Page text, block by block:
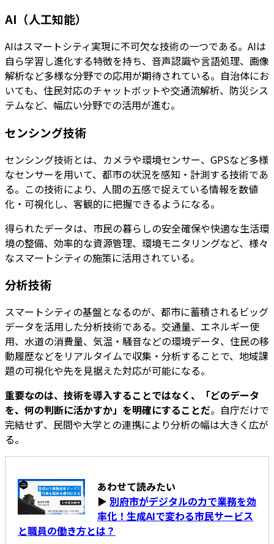
AI（人工知能）
AIはスマートシティ実現に不可欠な技術の一つである。AIは
自ら学習し進化する特徴を持ち、音声認識や言語処理、画像
解析など多様な分野での応用が期待されている。自治体にお
いても、住民対応のチャットボットや交通流解析、防災シス
テムなど、幅広い分野での活用が進む。
センシング技術
センシング技術とは、カメラや環境センサー、GPSなど多様
なセンサーを用いて、都市の状況を感知・計測する技術であ
る。この技術により、人間の五感で捉えている情報を数値
化・可視化し、客観的に把握できるようになる。
得られたデータは、市民の暮らしの安全確保や快適な生活環
境の整備、効率的な資源管理、環境モニタリングなど、様々
なスマートシティの施策に活用されている。
分析技術
スマートシティの基盤となるのが、都市に蓄積されるビッグ
データを活用した分析技術である。交通量、エネルギー使
用、水道の消費量、気温・騒音などの環境データ、住民の移
動履歴などをリアルタイムで収集・分析することで、地域課
題の可視化や先を見据えた対応が可能になる。
重要なのは、技術を導入することではなく、「どのデータ
を、何の判断に活かすか」を明確にすることだ。自庁だけで
完結せず、民間や大学との連携により分析の幅は大きく広が
る。
あわせて読みたい
▶ 別府市がデジタルの力で業務を効
率化！生成AIで変わる市民サービス
と職員の働き方とは？